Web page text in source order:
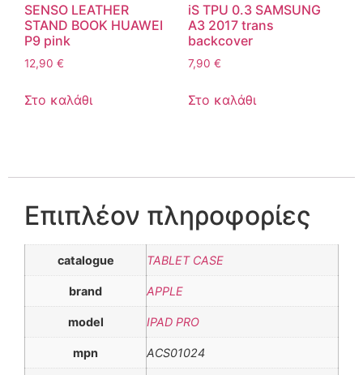
SENSO LEATHER
STAND BOOK HUAWEI
P9 pink
12,90 €
Στο καλάθι
iS TPU 0.3 SAMSUNG
A3 2017 trans
backcover
7,90 €
Στο καλάθι
Επιπλέον πληροφορίες
catalogue TABLET CASE
brand APPLE
model IPAD PRO
mpn ACS01024